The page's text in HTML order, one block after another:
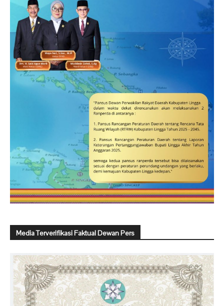
Media Terverifikasi Faktual Dewan Pers